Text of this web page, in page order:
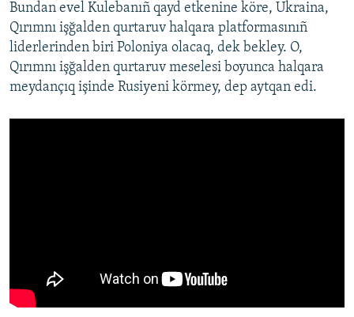
Bundan evel Kulebanıñ qayd etkenine köre, Ukraina,
Qırımnı işğalden qurtaruv halqara platformasınıñ
liderlerinden biri Poloniya olacaq, dek bekley. O,
Qırımnı işğalden qurtaruv meselesi boyunca halqara
meydançıq işinde Rusiyeni körmey, dep aytqan edi.